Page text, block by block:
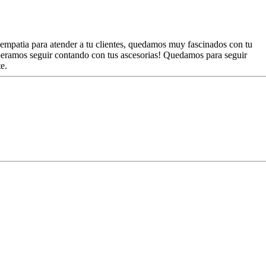
para atender a tu clientes, quedamos muy fascinados con tu
seguir contando con tus ascesorias! Quedamos para seguir